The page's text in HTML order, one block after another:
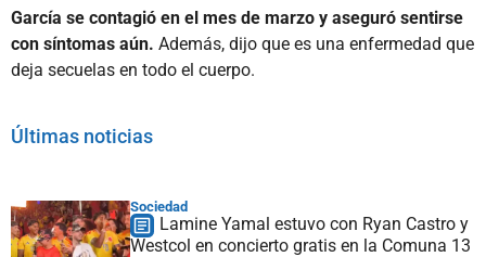
García se contagió en el mes de marzo y aseguró sentirse
con síntomas aún. Además, dijo que es una enfermedad que
deja secuelas en todo el cuerpo.
Últimas noticias
Sociedad
Lamine Yamal estuvo con Ryan Castro y
Westcol en concierto gratis en la Comuna 13